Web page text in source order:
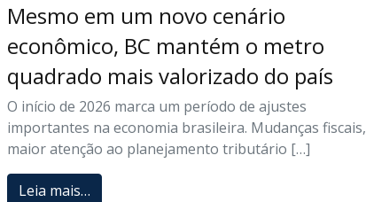
Mesmo em um novo cenário
econômico, BC mantém o metro
quadrado mais valorizado do país
O início de 2026 marca um período de ajustes
importantes na economia brasileira. Mudanças fiscais,
maior atenção ao planejamento tributário […]
Leia mais…